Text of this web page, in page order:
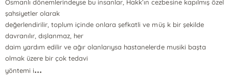
Osmanlı dönemlerindeyse bu insanlar, Hakk’ın cezbesine kapılmış özel
şahsiyetler olarak
değerlendirilir, toplum içinde onlara şefkatli ve müş k bir şekilde
davranılır, dışlanmaz, her
daim yardım edilir ve ağır olanlarıysa hastanelerde musiki başta
olmak üzere bir çok tedavi
yöntemi i...